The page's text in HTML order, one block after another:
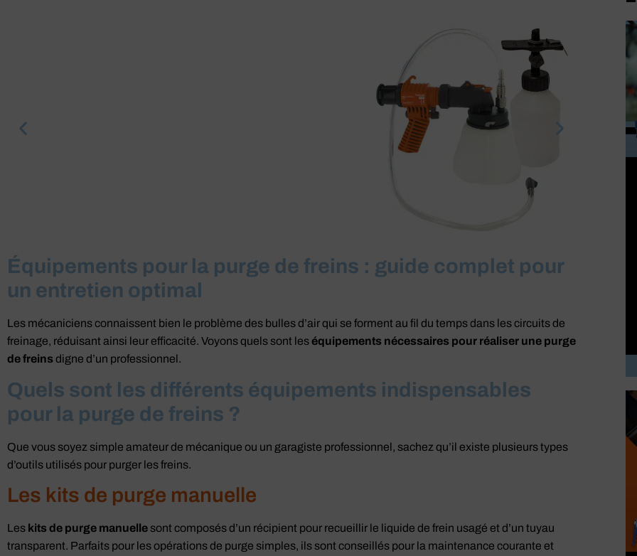
Purgeur de frein
par aspiration
voir le produit
Équipements pour la purge de freins : guide complet pour
un entretien optimal
Les mécaniciens connaissent bien le problème des bulles d’air qui se forment au fil du temps dans les circuits de
freinage, réduisant ainsi leur efficacité. Voyons quels sont leséquipements nécessaires pour réaliser une purge
de freins digne d’un professionnel.
Quels sont les différents équipements indispensables
pour la purge de freins ?
Que vous soyez simple amateur de mécanique ou un garagiste professionnel, sachez qu’il existe plusieurs types
d’outils utilisés pour purger les freins.
Les kits de purge manuelle
Les kits de purge manuelle sont composés d’un récipient pour recueillir le liquide de frein usagé et d’un tuyau
transparent. Parfaits pour les opérations de purge simples, ils sont conseillés pour la maintenance courante et